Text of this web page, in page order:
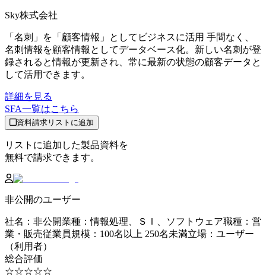
Sky株式会社
「名刺」を「顧客情報」としてビジネスに活用 手間なく、
名刺情報を顧客情報としてデータベース化。新しい名刺が登
録されると情報が更新され、常に最新の状態の顧客データと
して活用できます。
詳細を見る
SFA一覧はこちら
資料請求リストに追加
リストに追加した製品資料を
無料で請求できます。
非公開のユーザー
社名 ： 非公開業種 ：情報処理、ＳＩ、ソフトウェア職種 ： 営
業・販売従業員規模 ： 100名以上 250名未満立場 ： ユーザー
（利用者）
総合評価
☆☆☆☆☆